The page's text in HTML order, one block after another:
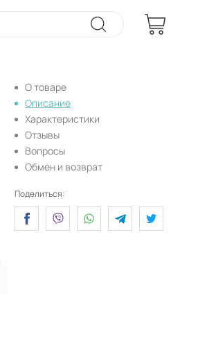
О товаре
Описание
Характеристики
Отзывы
Вопросы
Обмен и возврат
Поделиться: